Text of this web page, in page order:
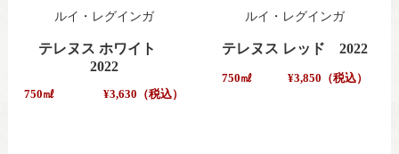
ルイ・レグインガ
テレヌス ホワイト
2022
750㎖ ¥3,630（税込）
ルイ・レグインガ
テレヌス レッド 2022
750㎖ ¥3,850（税込）